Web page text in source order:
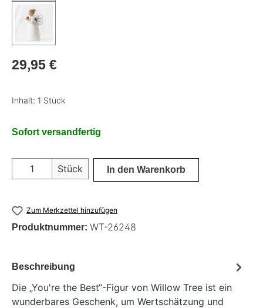
Regulärer Preis:
29,95 €
Inhalt: 1 Stück
Sofort versandfertig
Produkt Anzahl: Gib den gewünschten
Stück In den Warenkorb
Zum Merkzettel hinzufügen
Produktnummer: WT-26248
Beschreibung
Die „You're the Best“-Figur von Willow Tree ist ein
wunderbares Geschenk, um Wertschätzung und